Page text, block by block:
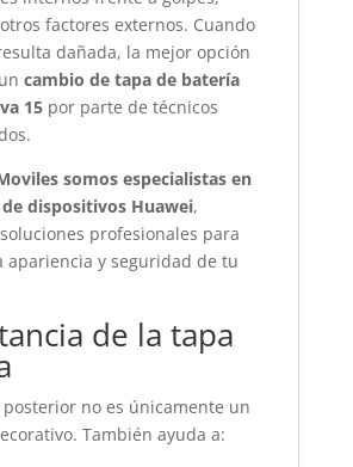
factores externos. Cuando
dañada, la mejor opción
cambio de tapa de batería
15por parte de técnicos
somos especialistas en
dispositivos Huawei,
profesionales para
apariencia y seguridad de tu
de la tapa
no es únicamente un
También ayuda a: